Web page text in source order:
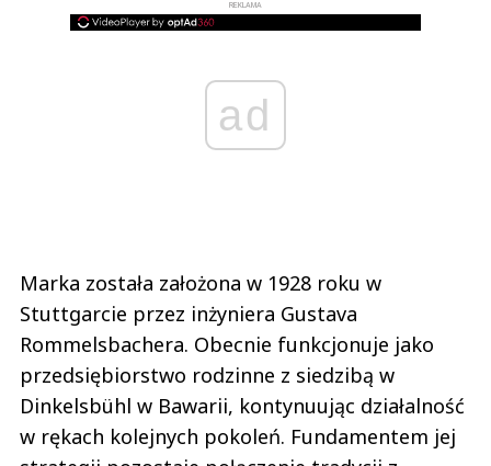
REKLAMA
ad
Marka została założona w 1928 roku w
Stuttgarcie przez inżyniera Gustava
Rommelsbachera. Obecnie funkcjonuje jako
przedsiębiorstwo rodzinne z siedzibą w
Dinkelsbühl w Bawarii, kontynuując działalność
w rękach kolejnych pokoleń. Fundamentem jej